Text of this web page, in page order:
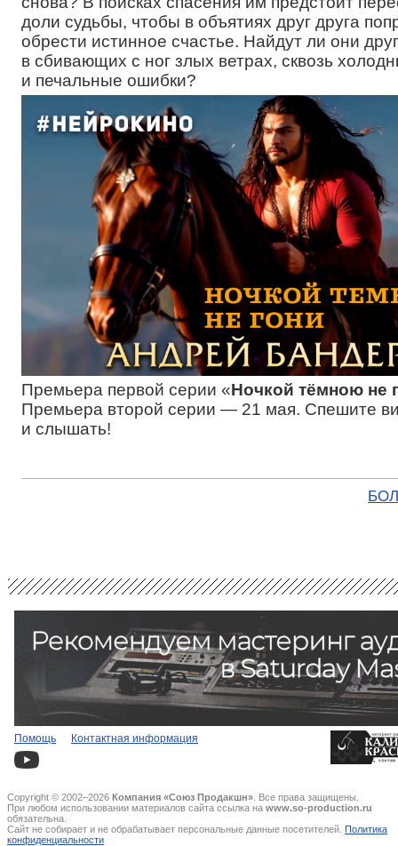
доли судьбы, чтобы в объятиях друг друга
обрести истинное счастье. Найдут ли они
в сбивающих с ног злых ветрах, сквозь
и печальные ошибки?
Премьера первой серии «Ночкой тёмною не
Премьера второй серии — 21 мая. Спешите
и слышать!
Помощь Контактная информация
Copyright © 2002–2026 Компания «Союз Продакшн» . Все права защищены.
При любом использовании материалов сайта ссылка на www.so-production.ru
обязательна.
Сайт не собирает и не обрабатывает персональные данные посетителей. Политика
конфиденциальности